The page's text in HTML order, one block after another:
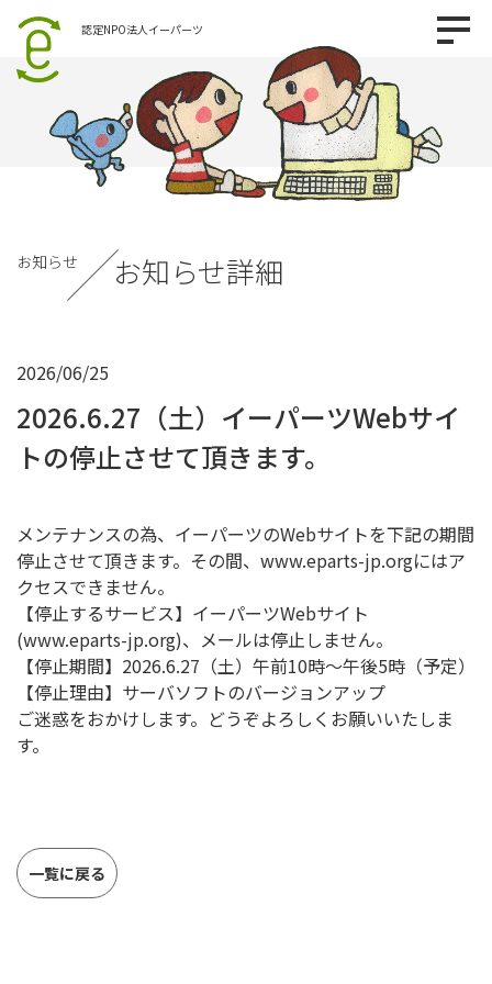
認定NPO法人イーパーツ
お知らせ お知らせ詳細
2026/06/25
2026.6.27（土）イーパーツWebサイ
トの停止させて頂きます。
メンテナンスの為、イーパーツのWebサイトを下記の期間
停止させて頂きます。その間、www.eparts-jp.orgにはア
クセスできません。
【停止するサービス】イーパーツWebサイト
(www.eparts-jp.org)、メールは停止しません。
【停止期間】2026.6.27（土）午前10時〜午後5時（予定）
【停止理由】サーバソフトのバージョンアップ
ご迷惑をおかけします。どうぞよろしくお願いいたしま
す。
一覧に戻る